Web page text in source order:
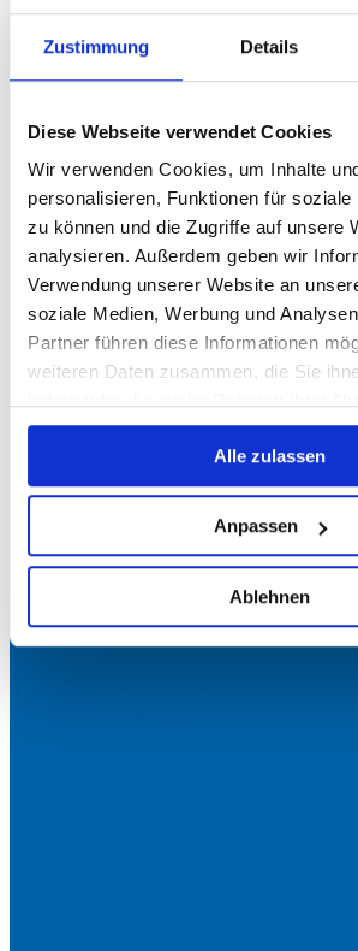
Zustimmung Details
Diese Webseite verwendet Cookies
Wir verwenden Cookies, um Inhalte
personalisieren, Funktionen für soziale
zu können und die Zugriffe auf unsere
analysieren. Außerdem geben wir
Verwendung unserer Website an
soziale Medien, Werbung und
Partner führen diese Informationen
weiteren Daten zusammen, die Sie
gesammelt haben.
Alle zulassen
Anpassen
Ablehnen